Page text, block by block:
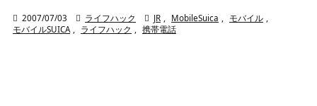
 2007/07/03  ライフハック  JR MobileSuica モバイル
モバイルSUICA
ライフハック 携帯電話